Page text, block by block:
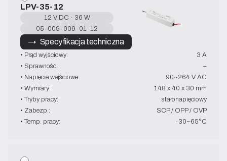
LPV-35-12
12 V DC · 36 W
05-009-009-01-12
→   Specyfikacja techniczna
• Prąd wyjściowy:
3 A
• Sprawność:
–
• Napięcie wejściowe:
90~264 V AC
• Wymiary:
148 x 40 x 30 mm
• Tryby pracy:
stałonapięciowy
• Zabezp.:
SCP / OPP / OVP
• Temp. pracy:
-30~65°C